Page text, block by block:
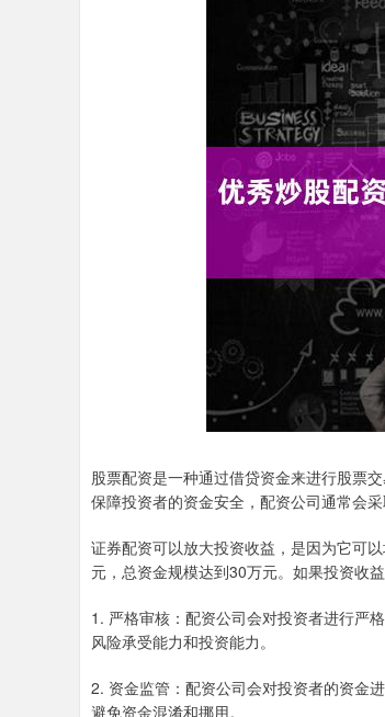
股票配资是一种通过借贷资金来进行股票
保障投资者的资金安全，配资公司通常会采
证券配资可以放大投资收益，是因为它可
元，总资金规模达到30万元。如果投资收
1. 严格审核：配资公司会对投资者进行严
风险承受能力和投资能力。
2. 资金监管：配资公司会对投资者的资金
避免资金混淆和挪用。